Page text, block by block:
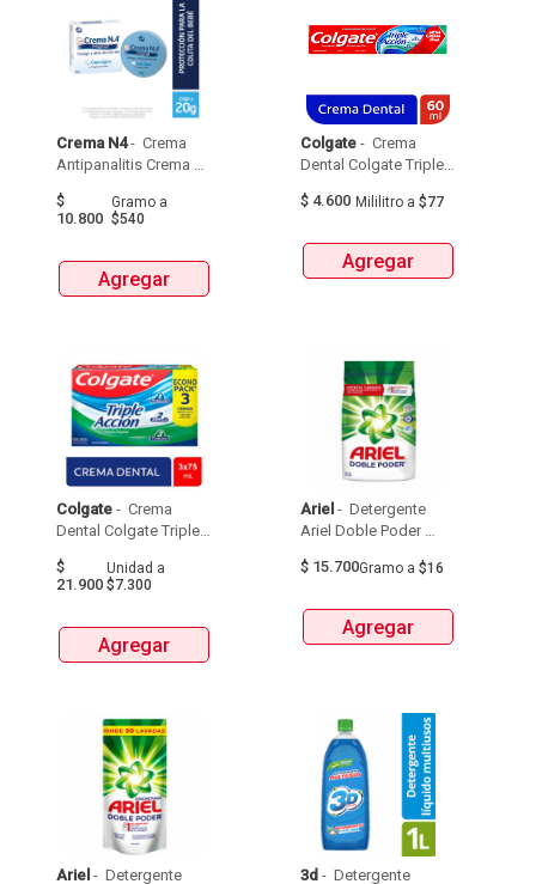
Crema N4 - Crema
Antipanalitis Crema
$
10.800
Gramo a
$540
Agregar
Colgate - Crema
Dental Colgate Triple
$ 4.600 Mililitro a $77
Agregar
Colgate - Crema
Dental Colgate Triple
$
21.900
Unidad a
$7.300
Agregar
Ariel - Detergente
Ariel Doble Poder
$ 15.700Gramo a $16
Agregar
Ariel - Detergente
3d - Detergente